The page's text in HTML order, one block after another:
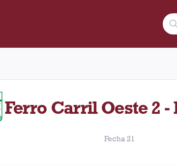
Oeste disputado el Domingo, 26 de
Ferro Carril Oeste 2 -
Fecha 21